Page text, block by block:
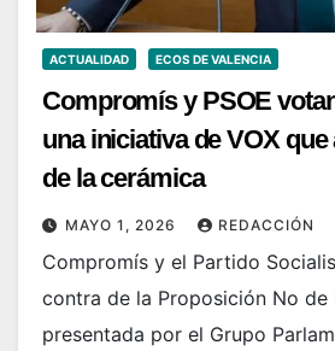
ACTUALIDAD ECOS DE VALENCIA
Compromís y PSOE
una iniciativa de VOX
de la cerámica
MAYO 1, 2026 REDACCIÓN
Compromís y el Partido
contra de la Proposición No de
presentada por el Grupo